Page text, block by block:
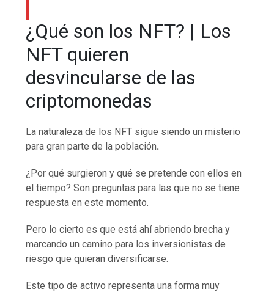
¿Qué son los NFT? | Los
NFT quieren
desvincularse de las
criptomonedas
La naturaleza de los NFT sigue siendo un misterio
para gran parte de la población.
¿Por qué surgieron y qué se pretende con ellos en
el tiempo? Son preguntas para las que no se tiene
respuesta en este momento.
Pero lo cierto es que está ahí abriendo brecha y
marcando un camino para los inversionistas de
riesgo que quieran diversificarse.
Este tipo de activo representa una forma muy